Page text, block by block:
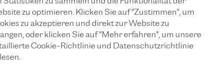
zu optimieren. Klicken Sie auf "Zustimmen", um
zu akzeptieren und direkt zur Website zu
oder klicken Sie auf "Mehr erfahren", um unsere
Cookie-Richtlinie und Datenschutzrichtlinie